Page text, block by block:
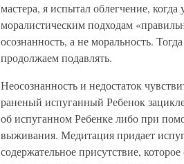
мастера, я испытал облегчение,
моралистическим подходам
осознанность, а не моральность.
продолжаем подавлять.
Неосознанность и недостаток
раненый испуганный Ребенок
об испуганном Ребенке либо при
выживания. Медитация придает
содержательное присутствие,